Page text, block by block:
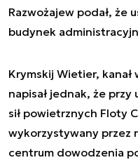
Razwożajew podał, że
budynek
Krymskij Wietier,
napisał jednak, że
sił powietrznych Floty
wykorzystywany przez
centrum dowodzenia